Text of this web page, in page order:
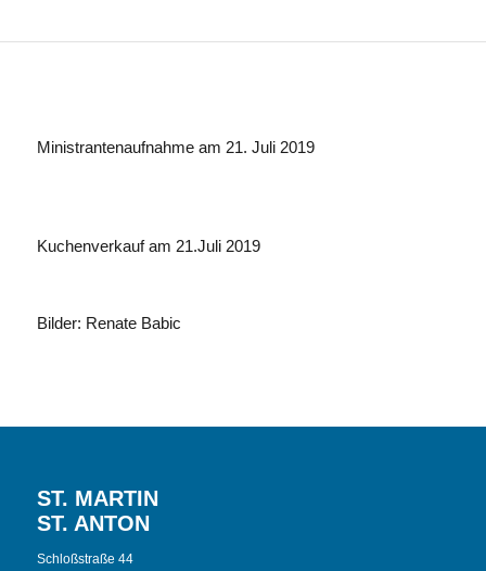
Ministrantenaufnahme am 21. Juli 2019
Kuchenverkauf am 21.Juli 2019
Bilder: Renate Babic
ST. MARTIN
ST. ANTON
Schloßstraße 44